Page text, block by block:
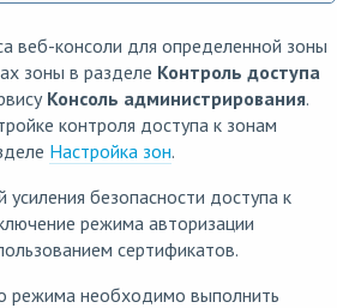
веб-консоли для определенной зоны
зоны в разделе Контроль доступа
Консоль администрирования.
контроля доступа к зонам
Настройка зон.
безопасности доступа к
режима авторизации
сертификатов.
режима необходимо выполнить